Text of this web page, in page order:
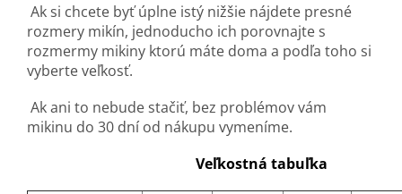
Ak si chcete byť úplne istý nižšie nájdete presné
rozmery mikín, jednoducho ich porovnajte s
rozmermy mikiny ktorú máte doma a podľa toho si
vyberte veľkosť.
Ak ani to nebude stačiť, bez problémov vám
mikinu do 30 dní od nákupu vymeníme.
Veľkostná tabuľka